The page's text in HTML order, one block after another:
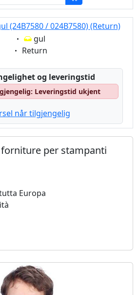
(24B7580 / 024B7580) (Return)
Eigenschaft:
gul
Eigenschaft:
Return
og leveringstid
Leveringstid ukjent
når tilgjengelig
per stampanti
Europa